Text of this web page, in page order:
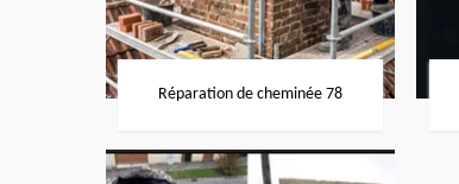
Réparation de cheminée 78